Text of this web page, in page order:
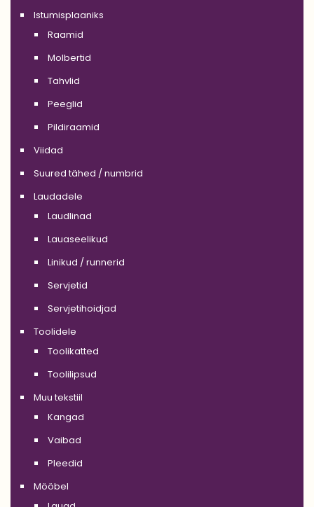
Istumisplaaniks
Raamid
Molbertid
Tahvlid
Peeglid
Pildiraamid
Viidad
Suured tähed / numbrid
Laudadele
Laudlinad
Lauaseelikud
Linikud / runnerid
Servjetid
Servjetihoidjad
Toolidele
Toolikatted
Toolilipsud
Muu tekstiil
Kangad
Vaibad
Pleedid
Mööbel